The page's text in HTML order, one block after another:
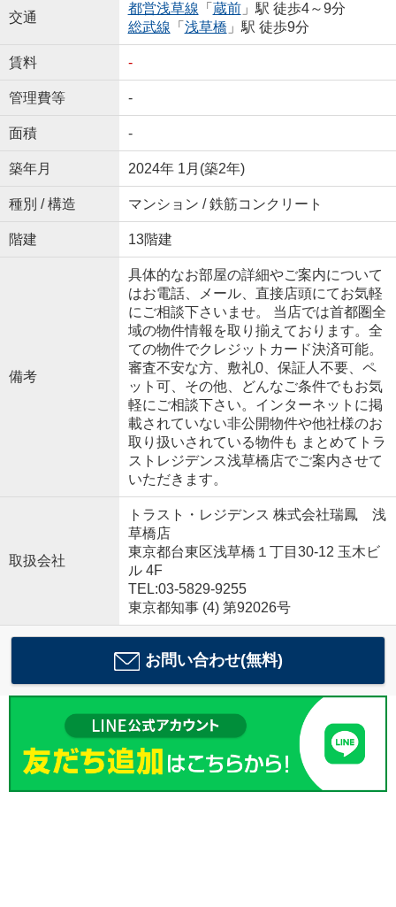
交通
都営浅草線 「 蔵前」駅 徒歩4～9分
総武線 「 浅草橋 」駅 徒歩9分
賃料 -
管理費等 -
面積 -
築年月 2024年 1月(築2年)
種別 / 構造 マンション / 鉄筋コンクリート
階建 13階建
備考
具体的なお部屋の詳細やご案内について
はお電話、メール、直接店頭にてお気軽
にご相談下さいませ。 当店では首都圏全
域の物件情報を取り揃えております。全
ての物件でクレジットカード決済可能。
審査不安な方、敷礼0、保証人不要、ペ
ット可、その他、どんなご条件でもお気
軽にご相談下さい。インターネットに掲
載されていない非公開物件や他社様のお
取り扱いされている物件も まとめてトラ
ストレジデンス浅草橋店でご案内させて
いただきます。
取扱会社
トラスト・レジデンス 株式会社瑞鳳 浅
草橋店
東京都台東区浅草橋１丁目30-12 玉木ビ
ル 4F
TEL:03-5829-9255
東京都知事 (4) 第92026号
お問い合わせ(無料)